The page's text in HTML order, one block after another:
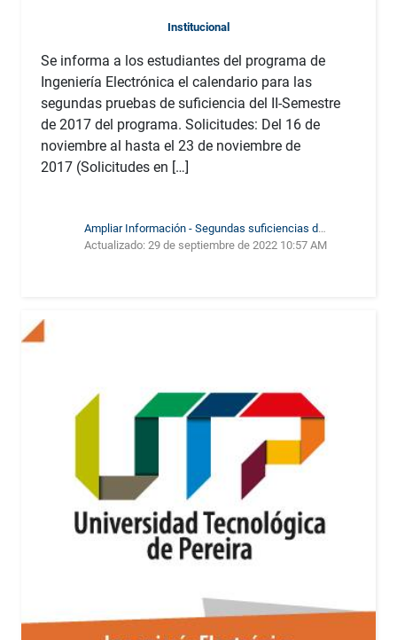
Institucional
Se informa a los estudiantes del programa de
Ingeniería Electrónica el calendario para las
segundas pruebas de suficiencia del II-Semestre
de 2017 del programa. Solicitudes: Del 16 de
noviembre al hasta el 23 de noviembre de
2017 (Solicitudes en […]
Ampliar Información - Segundas suficiencias del
segundo semestre de 2017
Actualizado:29 de septiembre de 2022 10:57 AM